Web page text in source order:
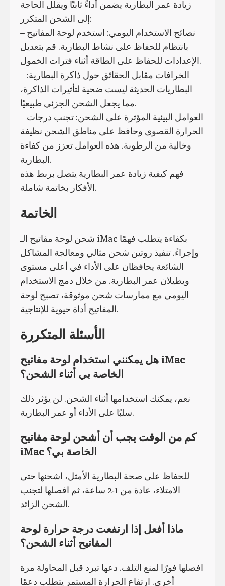
زيادة عمر البطارية يضمن أداءً ثابتًا ويقلل الحاجة
إلى الشحن المتكرر:
– نصائح الاستخدام اليومي: استخدم لوحة المفاتيح
بانتظام للحفاظ على نشاط البطارية. قم بتعديل
الإعدادات للحفاظ على الطاقة أثناء فترات الخمول.
– الخرافات مقابل الحقائق حول ذاكرة البطارية:
البطاريات الحديثة ليست ضحية لتأثيرات الذاكرة،
مما يجعل الشحن الجزئي طبيعيًا.
– العوامل البيئية المؤثرة على الشحن: تجنب درجات
الحرارة القصوى وحافظ على مناطق الشحن نظيفة
وخالية من الرطوبة. هذه العوامل تعزز من كفاءة
البطارية.
فهم كيفية زيادة عمر البطارية يتصل بربط هذه
الأفكار بخاتمة شاملة.
الخاتمة
شحن لوحة مفاتيح الـ iMac بكفاءة يتطلب فهمًا
وإجراءً. تنفيذ روتين شحن مثالي ومعالجة المشاكل
الشائعة يحافظان على الأداء في أعلى مستوى
ويطيلان عمر البطارية. من خلال دمج الاستخدام
اليومي مع ممارسات شحن موثوقة، تصبح لوحة
المفاتيح أداة حيوية للإنتاجية.
الأسئلة المتكررة
هل يمكنني استخدام لوحة مفاتيح iMac
الخاصة بي أثناء الشحن؟
نعم، يمكنك استخدامها أثناء الشحن. لن يؤثر ذلك
سلبًا على الأداء أو عمر البطارية.
كم من الوقت يجب أن أشحن لوحة مفاتيح
iMac الخاصة بي؟
للحفاظ على صحة البطارية الأمثل، اشحنها حتى
الامتلاء، عادة من 1-2 ساعة، ثم افصلها لتجنب
الشحن الزائد.
ماذا أفعل إذا ارتفعت درجة حرارة لوحة
المفاتيح أثناء الشحن؟
افصلها فورًا لمنع التلف. دعها تبرد قبل المحاولة مرة
أخرى. ارتفاع الحرارة المستمر يتطلب دعمًا